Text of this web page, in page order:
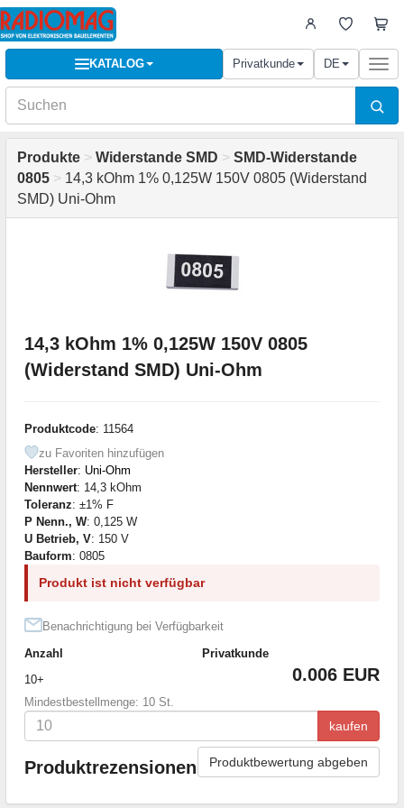
KATALOG Privatkunde DE
Produkte > Widerstande SMD > SMD-Widerstande
0805 > 14,3 kOhm 1% 0,125W 150V 0805 (Widerstand
SMD) Uni-Ohm
14,3 kOhm 1% 0,125W 150V 0805
(Widerstand SMD) Uni-Ohm
Produktcode: 11564
zu Favoriten hinzufügen
Hersteller: Uni-Ohm
Nennwert: 14,3 kOhm
Toleranz: ±1% F
P Nenn., W: 0,125 W
U Betrieb, V: 150 V
Bauform: 0805
Produkt ist nicht verfügbar
Benachrichtigung bei Verfügbarkeit
Anzahl
Privatkunde
10+
0.006 EUR
Mindestbestellmenge: 10 St.
kaufen
Produktrezensionen Produktbewertung abgeben